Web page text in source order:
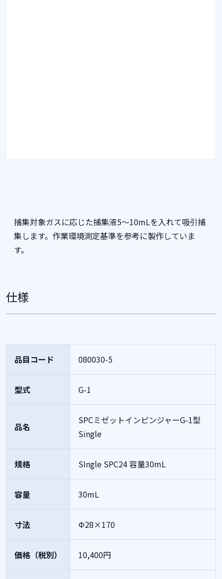
捕集対象ガスに応じた捕集液5～10mLを入れて吸引捕
集します。作業環境測定基準を参考に製作していま
す。
仕様
品目コード 080030-5
型式 G-1
品名
SPCミゼットインピンジャーG-1型
Single
規格 SIngle SPC24 容量30mL
容量 30mL
寸法 Φ28×170
価格（税別） 10,400円